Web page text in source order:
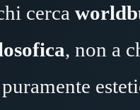
cerca
, non a